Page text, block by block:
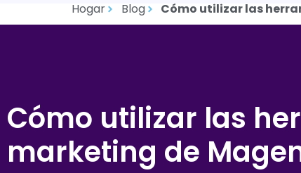
Hogar Blog Cómo utilizar las
Cómo utilizar las
marketing de